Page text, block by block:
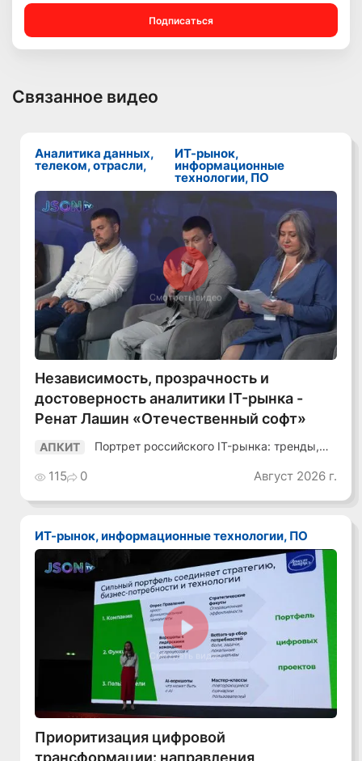
Подписаться
Связанное видео
Аналитика данных,
телеком, отрасли,
ИТ-рынок,
информационные
технологии, ПО
Смотреть видео
Независимость, прозрачность и
достоверность аналитики IT-рынка -
Ренат Лашин «Отечественный софт»
АПКИТ
Портрет российского IT-рынка: тренды,
115 0 Август 2026 г.
ИТ-рынок, информационные технологии, ПО
Смотреть видео
Приоритизация цифровой
трансформации: направления,